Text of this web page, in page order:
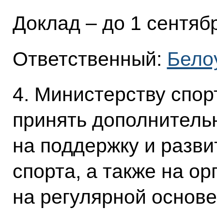
Доклад – до 1
Ответственный:
4. Министерству
принять
на поддержку и
спорта, а также на
на регулярной